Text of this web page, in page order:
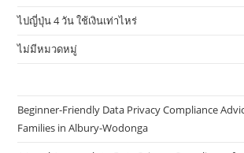
ไปญี่ปุ่น 4 วัน ใช้เงินเท่าไหร่
ไม่มีหมวดหมู่
Beginner-Friendly Data Privacy Compliance
Families in Albury-Wodonga